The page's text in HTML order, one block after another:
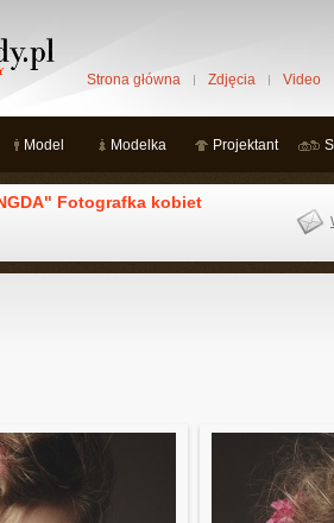
Strona główna Zdjęcia Video
Model Modelka Projektant
Fotografka kobiet